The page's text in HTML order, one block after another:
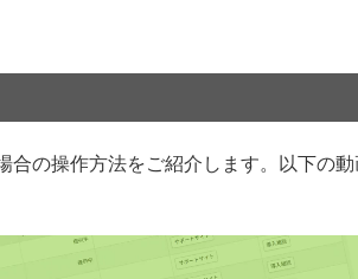
の操作方法をご紹介します。以下の動